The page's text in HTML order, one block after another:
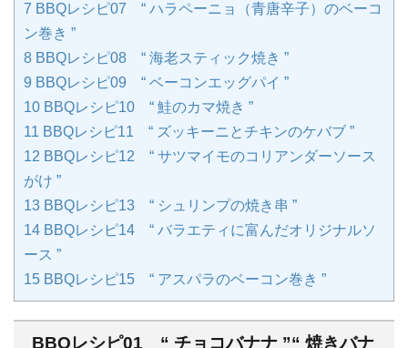
7 BBQレシピ07 “ ハラペーニョ（青唐辛子）のベーコ
ン巻き ”
8 BBQレシピ08 “ 海老スティック焼き ”
9 BBQレシピ09 “ ベーコンエッグパイ ”
10 BBQレシピ10 “ 鮭のカマ焼き ”
11 BBQレシピ11 “ ズッキーニとチキンのケバブ ”
12 BBQレシピ12 “ サツマイモのコリアンダーソース
がけ ”
13 BBQレシピ13 “ シュリンプの焼き串 ”
14 BBQレシピ14 “ バラエティに富んだオリジナルソ
ース ”
15 BBQレシピ15 “ アスパラのベーコン巻き ”
BBQレシピ01 “ チョコバナナ ”“ 焼きバナ